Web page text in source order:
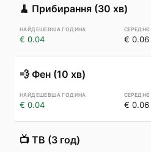
🧹 Прибирання (30 хв)
€ 0.04 € 0.06
💨 Фен (10 хв)
€ 0.04 € 0.06
📺 ТВ (3 год)